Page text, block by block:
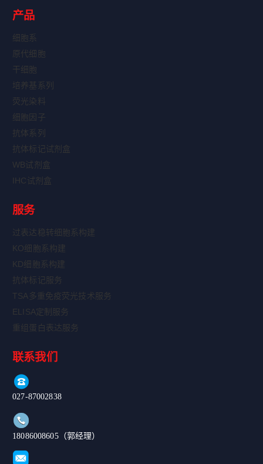
产品
细胞系
原代细胞
干细胞
培养基系列
荧光染料
细胞因子
抗体系列
抗体标记试剂盒
WB试剂盒
IHC试剂盒
服务
过表达稳转细胞系构建
KO细胞系构建
KD细胞系构建
抗体标记服务
TSA多重免疫荧光技术服务
ELISA定制服务
重组蛋白表达服务
联系我们
027-87002838
18086008605（郭经理）